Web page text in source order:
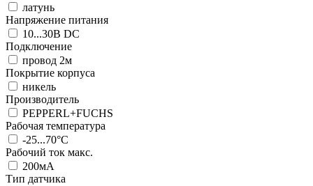
латунь
Напряжение питания
10...30В DC
Подключение
провод 2м
Покрытие корпуса
никель
Производитель
PEPPERL+FUCHS
Рабочая температура
-25...70°C
Рабочий ток макс.
200мА
Тип датчика